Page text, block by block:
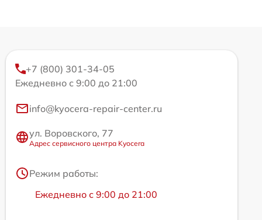
+7 (800) 301-34-05
Ежедневно с 9:00 до 21:00
info@kyocera-repair-center.ru
ул. Воровского, 77
Адрес сервисного центра Kyocera
Режим работы:
Ежедневно с 9:00 до 21:00